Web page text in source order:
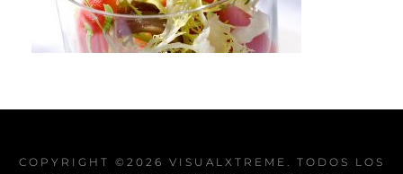
COPYRIGHT ©2026 VISUALXTREME . TODOS LOS